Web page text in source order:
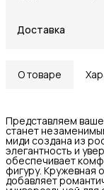
Доставка
О товаре
Представляем
станет
миди создана из
элегантность и
обеспечивает
фигуру. Кружевная
добавляет